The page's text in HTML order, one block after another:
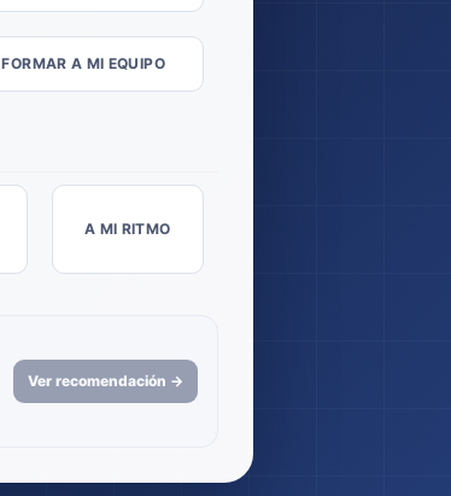
FORMAR A MI EQUIPO
A MI RITMO
Ver recomendación →